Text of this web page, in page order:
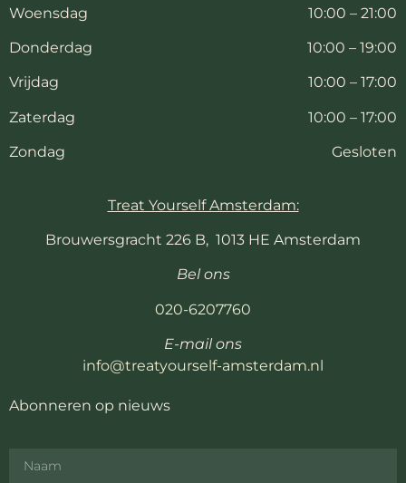
Woensdag
Donderdag
Vrijdag
Zaterdag
Zondag
10:00 – 21:00
10:00 – 19:00
10:00 – 17:00
10:00 – 17:00
Gesloten
Treat Yourself Amsterdam:
Brouwersgracht 226 B, 1013 HE Amsterdam
Bel ons
020-6207760
E-mail ons
info@treatyourself-amsterdam.nl
Abonneren op nieuws